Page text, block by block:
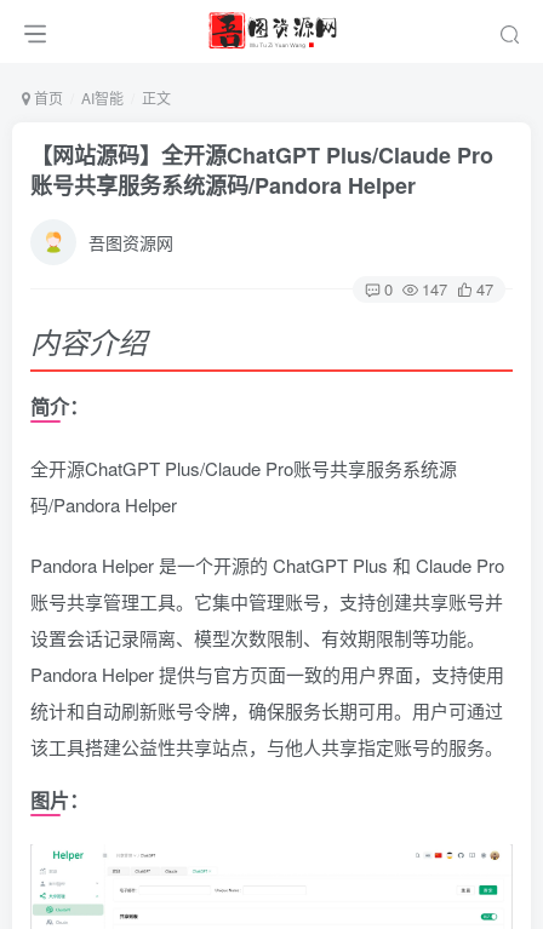
首页 AI智能 正文
【网站源码】全开源ChatGPT Plus/Claude Pro
账号共享服务系统源码/Pandora Helper
吾图资源网
0 147 47
内容介绍
简介：
全开源ChatGPT Plus/Claude Pro账号共享服务系统源
码/Pandora Helper
Pandora Helper 是一个开源的 ChatGPT Plus 和 Claude Pro
账号共享管理工具。它集中管理账号，支持创建共享账号并
设置会话记录隔离、模型次数限制、有效期限制等功能。
Pandora Helper 提供与官方页面一致的用户界面，支持使用
统计和自动刷新账号令牌，确保服务长期可用。用户可通过
该工具搭建公益性共享站点，与他人共享指定账号的服务。
图片：